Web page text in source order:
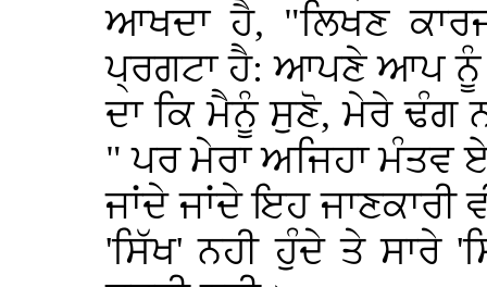
ਆਖਦਾ ਹੈ, "ਲਿਖਣ
ਪ੍ਰਗਟਾ ਹੈ: ਆਪਣੇ ਆਪ ਨੂੰ
ਦਾ ਕਿ ਮੈਨੂੰ ਸੁਣੋ, ਮੇਰੇ
" ਪਰ ਮੇਰਾ ਅਜਿਹਾ ਮੰਤਵ
ਜਾਂਦੇ ਜਾਂਦੇ ਇਹ ਜਾਣਕਾਰੀ
'ਸਿੱਖ' ਨਹੀ ਹੁੰਦੇ ਤੇ ਸਾਰੇ